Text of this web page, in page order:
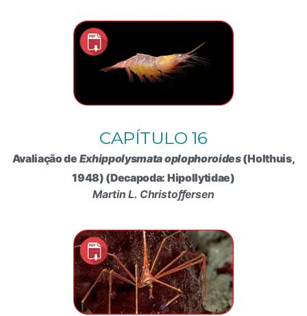
CAPÍTULO 16
Avaliação de Exhippolysmata oplophoroides(Holthuis,
1948) (Decapoda: Hipollytidae)
Martin L. Christoﬀersen